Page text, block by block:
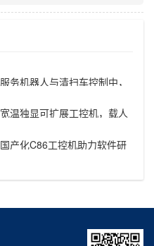
服务机器人与清扫车控制中，
接
宽温独显可扩展工控机，载人
怎么选？
国产化C86工控机助力软件研